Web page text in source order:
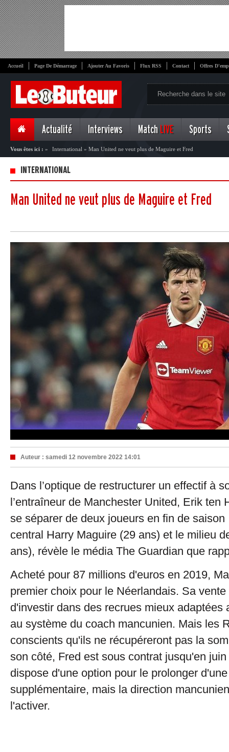
Accueil Page De Démarrage Ajouter Au Favoris Flux RSS Contact Offres
Actualité Interviews Match LIVE Sports
Vous êtes ici : » International » Man United ne veut plus de Maguire et Fred
INTERNATIONAL
Man United ne veut plus de Maguire et Fred
Auteur : samedi 12 novembre 2022 14:01
Dans l’optique de restructurer un effectif à
l’entraîneur de Manchester United, Erik ten
se séparer de deux joueurs en fin de saison
central Harry Maguire (29 ans) et le milieu
ans), révèle le média The Guardian que
Acheté pour 87 millions d'euros en 2019,
premier choix pour le Néerlandais. Sa
d'investir dans des recrues mieux adaptées
au système du coach mancunien. Mais les
conscients qu'ils ne récupéreront pas la
son côté, Fred est sous contrat jusqu'en
dispose d'une option pour le prolonger
supplémentaire, mais la direction
l'activer.